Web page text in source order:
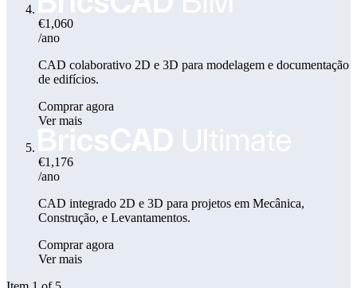
€1,060
/ano
CAD colaborativo 2D e 3D para modelagem e documentação
de edifícios.
Comprar agora
Ver mais
€1,176
/ano
CAD integrado 2D e 3D para projetos em Mecânica,
Construção, e Levantamentos.
Comprar agora
Ver mais